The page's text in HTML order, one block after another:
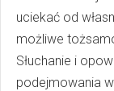
uciekać od
możliwe
Słuchanie i
podejmowania